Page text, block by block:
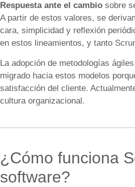
Respuesta ante el cambio sobre
A partir de estos valores, se
cara, simplicidad y reflexión
en estos lineamientos, y tanto
La adopción de metodologías
migrado hacia estos modelos
satisfacción del cliente.
cultura organizacional.
¿Cómo funciona
software?